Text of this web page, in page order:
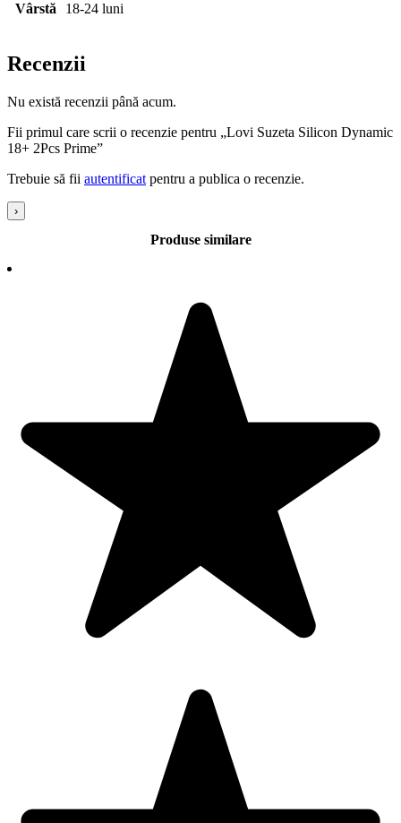
Vârstă 18-24 luni
Recenzii
Nu există recenzii până acum.
Fii primul care scrii o recenzie pentru „Lovi Suzeta Silicon Dynamic
18+ 2Pcs Prime”
Trebuie să fii autentificat pentru a publica o recenzie.
›
Produse similare